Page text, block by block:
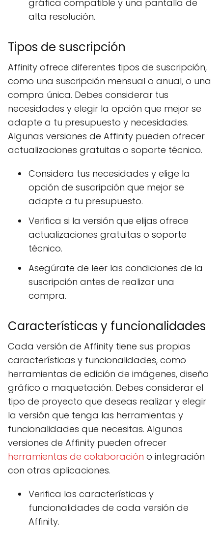
gráfica compatible y una pantalla de
alta resolución.
Tipos de suscripción
Affinity ofrece diferentes tipos de suscripción,
como una suscripción mensual o anual, o una
compra única. Debes considerar tus
necesidades y elegir la opción que mejor se
adapte a tu presupuesto y necesidades.
Algunas versiones de Affinity pueden ofrecer
actualizaciones gratuitas o soporte técnico.
Considera tus necesidades y elige la
opción de suscripción que mejor se
adapte a tu presupuesto.
Verifica si la versión que elijas ofrece
actualizaciones gratuitas o soporte
técnico.
Asegúrate de leer las condiciones de la
suscripción antes de realizar una
compra.
Características y funcionalidades
Cada versión de Affinity tiene sus propias
características y funcionalidades, como
herramientas de edición de imágenes, diseño
gráfico o maquetación. Debes considerar el
tipo de proyecto que deseas realizar y elegir
la versión que tenga las herramientas y
funcionalidades que necesitas. Algunas
versiones de Affinity pueden ofrecer
herramientas de colaboración o integración
con otras aplicaciones.
Verifica las características y
funcionalidades de cada versión de
Affinity.